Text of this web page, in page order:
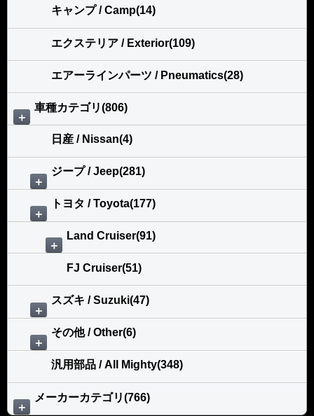
キャンプ / Camp(14)
エクステリア / Exterior(109)
エアーラインパーツ / Pneumatics(28)
＋
車種カテゴリ(806)
日産 / Nissan(4)
＋
ジープ / Jeep(281)
＋
トヨタ / Toyota(177)
＋
Land Cruiser(91)
FJ Cruiser(51)
＋
スズキ / Suzuki(47)
＋
その他 / Other(6)
汎用部品 / All Mighty(348)
＋
メーカーカテゴリ(766)